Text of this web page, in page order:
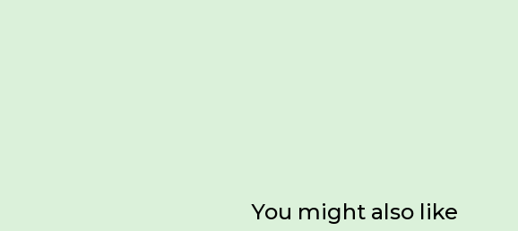
You might also like